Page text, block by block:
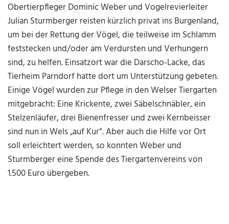
Obertierpfleger Dominic Weber und Vogelrevierleiter
Julian Sturmberger reisten kürzlich privat ins Burgenland,
um bei der Rettung der Vögel, die teilweise im Schlamm
feststecken und/oder am Verdursten und Verhungern
sind, zu helfen. Einsatzort war die Darscho-Lacke, das
Tierheim Parndorf hatte dort um Unterstützung gebeten.
Einige Vögel wurden zur Pflege in den Welser Tiergarten
mitgebracht: Eine Krickente, zwei Säbelschnäbler, ein
Stelzenläufer, drei Bienenfresser und zwei Kernbeisser
sind nun in Wels „auf Kur“. Aber auch die Hilfe vor Ort
soll erleichtert werden, so konnten Weber und
Sturmberger eine Spende des Tiergartenvereins von
1.500 Euro übergeben.